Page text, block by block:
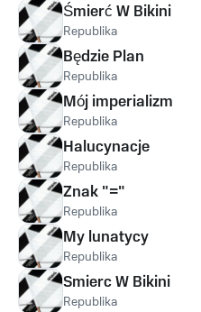
Śmierć W Bikini
Republika
Będzie Plan
Republika
Mój imperializm
Republika
Halucynacje
Republika
Znak "="
Republika
My lunatycy
Republika
Smierc W Bikini
Republika